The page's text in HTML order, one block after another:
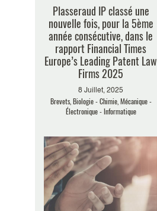
Plasseraud IP classé une
nouvelle fois, pour la 5ème
année consécutive, dans le
rapport Financial Times
Europe’s Leading Patent Law
Firms 2025
8 Juillet, 2025
Brevets, Biologie - Chimie, Mécanique -
Électronique - Informatique